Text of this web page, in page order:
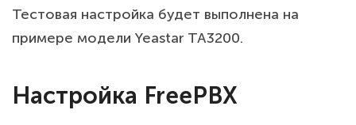
Тестовая настройка будет выполнена на
примере модели Yeastar TA3200.
Настройка FreePBX